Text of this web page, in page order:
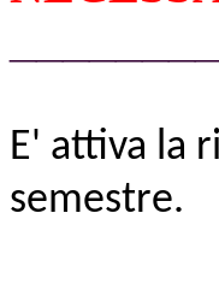
E' attiva la
semestre.